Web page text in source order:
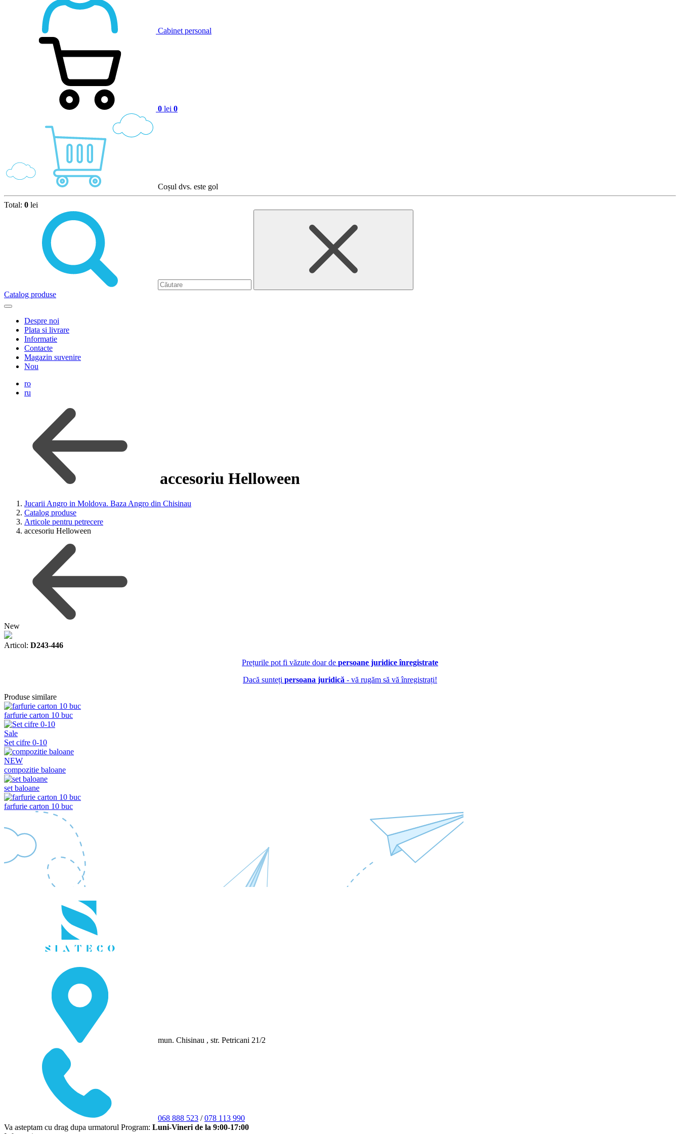
Cabinet personal
0 lei 0
Coșul dvs. este gol
Total: 0 lei
Catalog produse
Despre noi
Plata si livrare
Informatie
Contacte
Magazin suvenire
Nou
ro
ru
accesoriu Helloween
Jucarii Angro in Moldova. Baza Angro din Chisinau
Catalog produse
Articole pentru petrecere
accesoriu Helloween
New
Articol: D243-446
Prețurile pot fi văzute doar de persoane juridice înregistrate
Dacă sunteți persoana juridică - vă rugăm să vă înregistrați!
Produse similare
farfurie carton 10 buc
Sale
Set cifre 0-10
NEW
compozitie baloane
set baloane
farfurie carton 10 buc
mun. Chisinau , str. Petricani 21/2
068 888 523 /078 113 990
Va asteptam cu drag dupa urmatorul Program: Luni-Vineri de la 9:00-17:00